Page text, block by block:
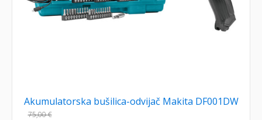
Akumulatorska bušilica-odvijač Makita DF001DW
75,00€